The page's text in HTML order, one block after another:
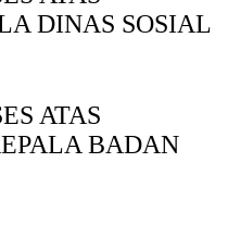
DINAS SOSIAL
ATAS
BADAN